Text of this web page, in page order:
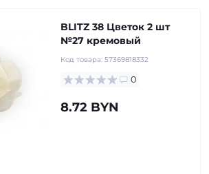
BLITZ 38 Цветок 2 шт
№27 кремовый
Код товара: 57369818332
0
8.72 BYN